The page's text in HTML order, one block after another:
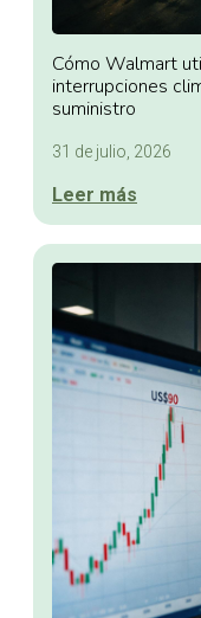
Cómo Walmart
interrupciones
suministro
31 de julio, 2026
Leer más